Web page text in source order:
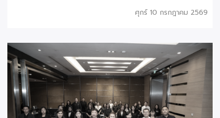
ศุกร์ 10 กรกฎาคม 2569